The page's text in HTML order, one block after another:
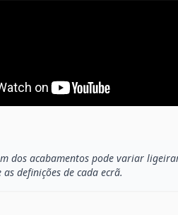
dos acabamentos pode variar
definições de cada ecrã.